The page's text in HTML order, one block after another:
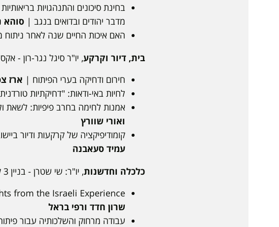
בחינת סיכונים והתנהגויות
מדבר יהודים ובדואים בנגב | סוהא
האם איכות החיים שנה לאחר
בית, דיור וקרקע, יו"ר סיגל נגר-רון - אקסלאב, בניין 3
חירום ודחיקה בערי הפיתוח | ארז
לחיות באי-ודאות: "דחיקתיות
אמנות לחימה בחרב פיפיות: לשאת
ואורי שוורץ
קומודיפיקציה של קרקעות ודיור
עמיד סעאבנה
כלכלה וחדשנות, יו"ר: שי שטרן - בניין 3 קומת קרקע, חדר אירוח ספרייה
from the Israeli Experience |
שרון חדד ורפי בראל
עבודה מרחוק והשלכותיה עבור